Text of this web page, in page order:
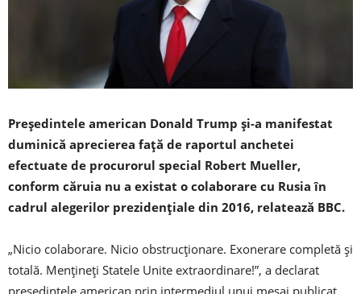
Preşedintele american Donald Trump şi-a manifestat
duminică aprecierea faţă de raportul anchetei
efectuate de procurorul special Robert Mueller,
conform căruia nu a existat o colaborare cu Rusia în
cadrul alegerilor prezidenţiale din 2016, relatează BBC.
„Nicio colaborare. Nicio obstrucţionare. Exonerare completă şi
totală. Menţineţi Statele Unite extraordinare!”, a declarat